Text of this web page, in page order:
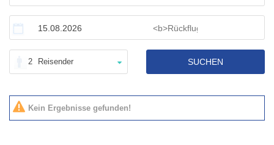
2 Reisender SUCHEN
Kein Ergebnisse gefunden!